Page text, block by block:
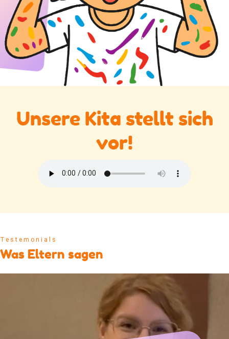
Unsere Kita stellt sich
vor!
Testemonials
Was Eltern sagen